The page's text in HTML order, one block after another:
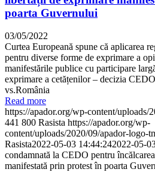
poarta Guvernului
03/05/2022
Curtea Europeană spune că aplicarea
pentru diverse forme de exprimare a
manifestările publice cu participare
exprimare a cetățenilor – decizia
vs.România
Read more
https://apador.org/wp-content/uploads/
441 800 Rasista https://apador.org/wp-
content/uploads/2020/09/apador-logo-
Rasista2022-05-03 14:44:242022-05-
condamnată la CEDO pentru
manifestată prin protest în poarta